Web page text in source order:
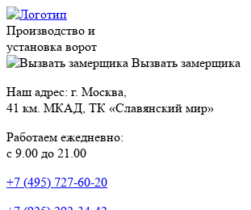
Производство и
установка ворот
Вызвать замерщика
Наш адрес: г. Москва,
41 км. МКАД, ТК «Славянский мир»
Работаем ежедневно:
с 9.00 до 21.00
+7 (495) 727-60-20